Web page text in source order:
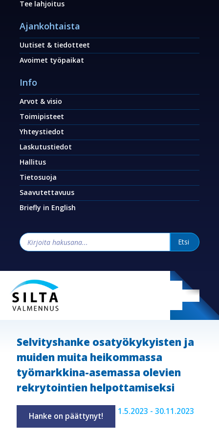
Tee lahjoitus
Ajankohtaista
Uutiset & tiedotteet
Avoimet työpaikat
Info
Arvot & visio
Toimipisteet
Yhteystiedot
Laskutustiedot
Hallitus
Tietosuoja
Saavutettavuus
Briefly in English
Selvityshanke osatyökykyisten ja
muiden muita heikommassa
työmarkkina-asemassa olevien
rekrytointien helpottamiseksi
Hanke on päättynyt! 1.5.2023 - 30.11.2023